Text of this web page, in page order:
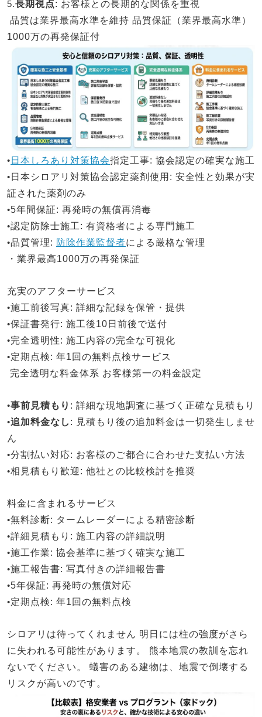
5.長期視点: お客様との長期的な関係を重視
品質は業界最高水準を維持 品質保証（業界最高水準）
1000万の再発保証付
• 日本しろあり対策協会指定工事: 協会認定の確実な施工
• 日本シロアリ対策協会認定薬剤使用 : 安全性と効果が実
証された薬剤のみ
•5年間保証: 再発時の無償再消毒
•認定防除士施工 : 有資格者による専門施工
•品質管理: 防除作業監督者による厳格な管理
・業界最高1000万の再発保証
充実のアフターサービス
•施工前後写真: 詳細な記録を保管・提供
•保証書発行: 施工後10日前後で送付
•完全透明性: 施工内容の完全な可視化
•定期点検: 年1回の無料点検サービス
完全透明な料金体系 お客様第一の料金設定
•事前見積もり : 詳細な現地調査に基づく正確な見積もり
•追加料金なし : 見積もり後の追加料金は一切発生しませ
ん
•分割払い対応: お客様のご都合に合わせた支払い方法
•相見積もり歓迎 : 他社との比較検討を推奨
料金に含まれるサービス
•無料診断: タームレーダーによる精密診断
•詳細見積もり : 施工内容の詳細説明
•施工作業: 協会基準に基づく確実な施工
•施工報告書: 写真付きの詳細報告書
•5年保証: 再発時の無償対応
•定期点検: 年1回の無料点検
シロアリは待ってくれません 明日には柱の強度がさら
に失われる可能性があります。
熊本地震の教訓を忘れ
ないでください。
蟻害のある建物は、地震で倒壊する
リスクが高いのです。